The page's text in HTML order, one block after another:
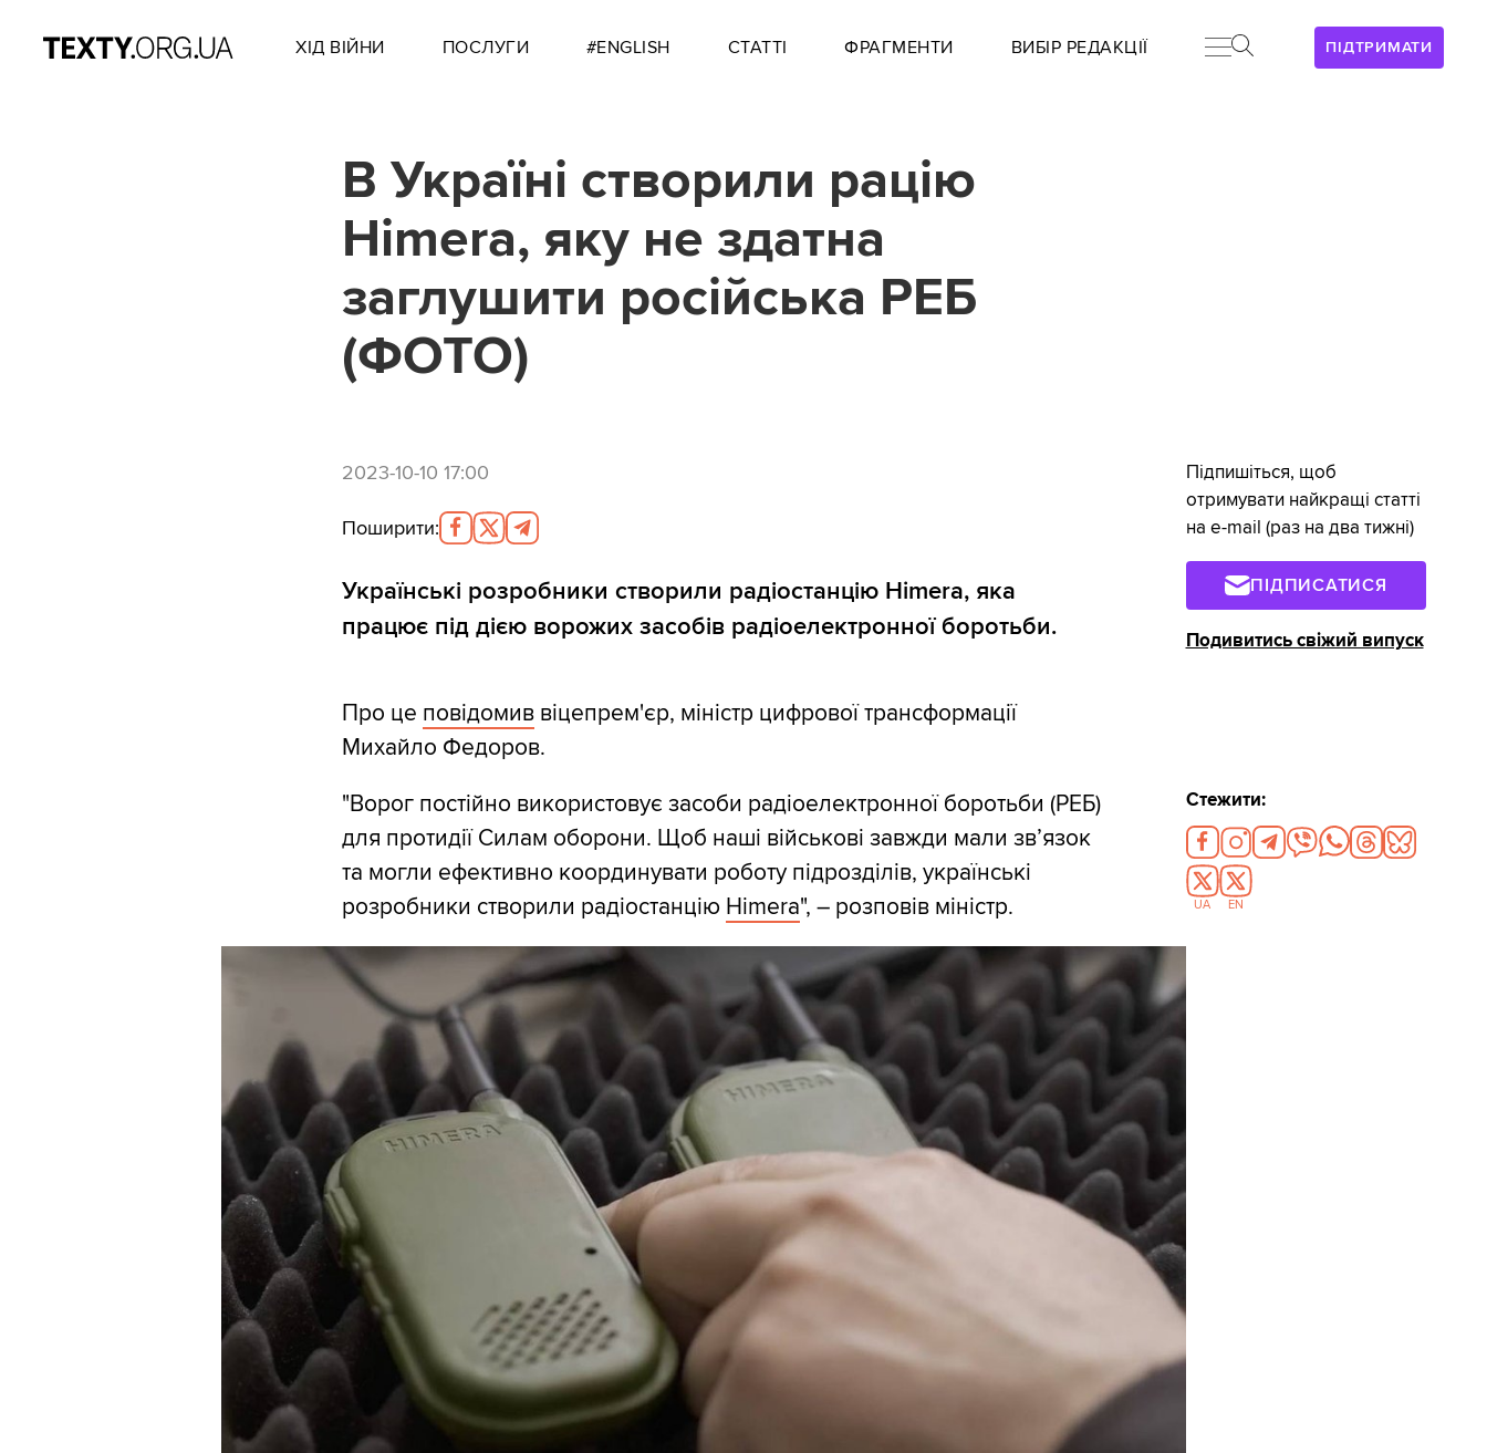
ПІДТРИМАТИ
ХІД ВІЙНИ ПОСЛУГИ #ENGLISH СТАТТІ ФРАГМЕНТИ ВИБІР РЕДАКЦІЇ
В Україні створили рацію
Himera, яку не здатна
заглушити російська РЕБ
(ФОТО)
2023-10-10 17:00
Поширити:
Українські розробники створили радіостанцію Himera, яка
працює під дією ворожих засобів радіоелектронної боротьби.
Про це повідомиввіцепрем'єр, міністр цифрової трансформації
Михайло Федоров.
"Ворог постійно використовує засоби радіоелектронної боротьби (РЕБ)
для протидії Силам оборони. Щоб наші військові завжди мали зв’язок
та могли ефективно координувати роботу підрозділів, українські
розробники створили радіостанцію Himera", – розповів міністр.
Підпишіться, щоб
отримувати найкращі статті
на e-mail (раз на два тижні)
ПІДПИСАТИСЯ
Подивитись свіжий випуск
Стежити:
UA EN